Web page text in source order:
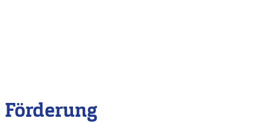
Förderung